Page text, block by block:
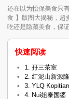
还在以为怡保美食只
食 】版图大揭秘，超
吃还是隐藏美食，保
快速阅读
1. 孖三茶室
2. 红泥山新源隆
3. YLQ
4. Nui姐泰国婆